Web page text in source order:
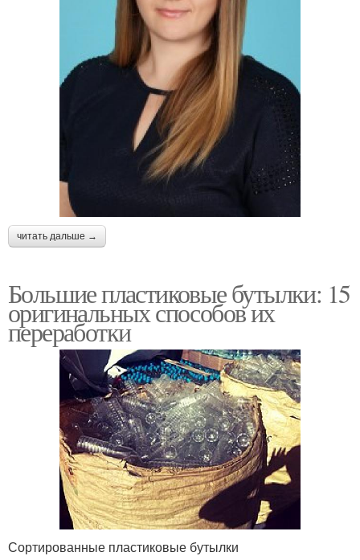
читать дальше →
Большие пластиковые бутылки: 15
оригинальных способов их
переработки
Сортированные пластиковые бутылки